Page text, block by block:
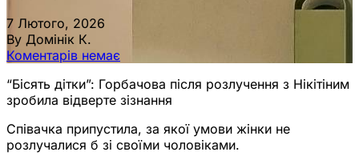
7 Лютого, 2026
By Домінік К.
Коментарів немає
“Бісять дітки”: Горбачова після розлучення з Нікітіним
зробила відверте зізнання
Співачка припустила, за якої умови жінки не
розлучалися б зі своїми чоловіками.